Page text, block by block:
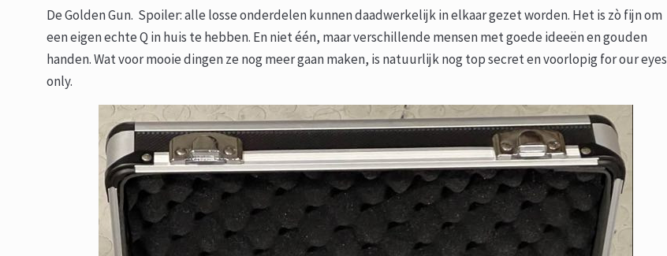
De Golden Gun. Spoiler: alle losse onderdelen kunnen daadwerkelijk in elkaar gezet worden. Het is zò fijn om
een eigen echte Q in huis te hebben. En niet één, maar verschillende mensen met goede ideeën en gouden
handen. Wat voor mooie dingen ze nog meer gaan maken, is natuurlijk nog top secret en voorlopig for our eyes
only.